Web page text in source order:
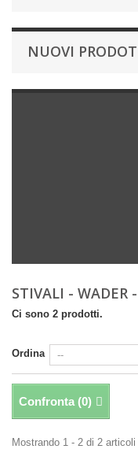
NUOVI
STIVALI - WADER
Ci sono 2 prodotti.
Ordina
Confronta (0)
Mostrando 1 - 2 di 2 articoli